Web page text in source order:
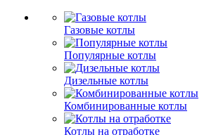
Газовые котлы
Популярные котлы
Дизельные котлы
Комбинированные котлы
Котлы на отработке